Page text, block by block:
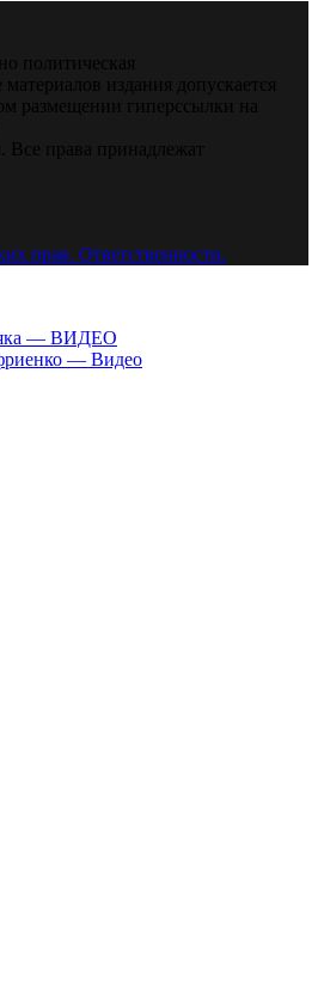
политическая
издания допускается
размещении гиперссылки на
Все права принадлежат
прав. Ответственности.
— ВИДЕО
— Видео